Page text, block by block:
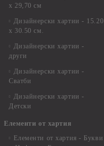
х 29,70 см
Дизайнерски хартии - 15.20
x 30.50 см.
Дизайнерски хартии -
други
Дизайнерски хартии -
Сватби
Дизайнерски хартии -
Детски
Елементи от хартия
Елементи от хартия - Букви